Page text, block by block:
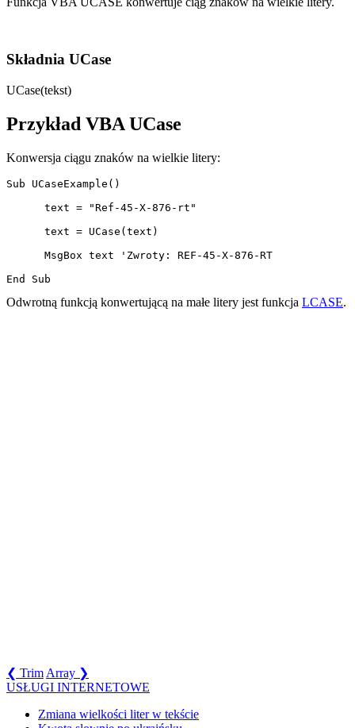
Składnia UCase
UCase(tekst)
Przykład VBA UCase
Konwersja ciągu znaków na wielkie litery:
Sub UCaseExample()
      text = "Ref-45-X-876-rt"
      text = UCase(text)
      MsgBox text 'Zwroty: REF-45-X-876-RT
Odwrotną funkcją konwertującą na małe litery jest funkcja LCASE.
❮ Trim Array ❯
USŁUGI INTERNETOWE
Zmiana wielkości liter w tekście